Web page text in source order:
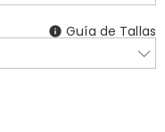
Guía de Tallas